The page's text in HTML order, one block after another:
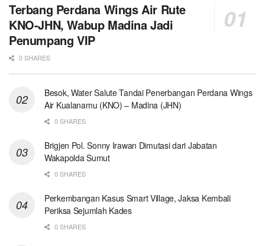
Terbang Perdana Wings Air Rute
KNO-JHN, Wabup Madina Jadi
Penumpang VIP
0 SHARES
Besok, Water Salute Tandai Penerbangan Perdana Wings
Air Kualanamu (KNO) – Madina (JHN)
0 SHARES
Brigjen Pol. Sonny Irawan Dimutasi dari Jabatan
Wakapolda Sumut
0 SHARES
Perkembangan Kasus Smart Village, Jaksa Kembali
Periksa Sejumlah Kades
0 SHARES